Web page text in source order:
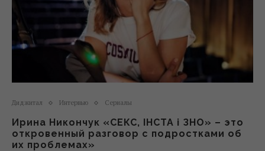
Диджитал Интервью Сериалы
Ирина Никончук «СЕКС, ІНСТА і ЗНО» – это
откровенный разговор с подростками об
их проблемах»